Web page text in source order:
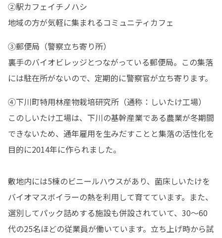
②駅カフェイチノハシ
地域の方が気軽に集まれるコミュニティカフェ
③郵便局（警察立ち寄り所）
裏手のバイオビレッジとつながっている郵便局。この集落
には駐在所がないので、定期的に警察官が立ち寄ります。
④下川町特用林産物栽培研究所（通称：しいたけ工場）
このしいたけ工場は、下川の基幹産業である農業が冬期間
できないため、通年雇用を生みだすことと集落の活性化を
目的に2014年に作られました。
敷地内には5棟のビニールハウスがあり、菌床しいたけを
バイオマスボイラーの熱を利用して育てています。また、
選別してパック詰めする施設も併設されていて、30〜60
代の25名ほどの従業員が働いています。立ち上げ時から試